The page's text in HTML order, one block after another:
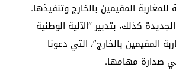
للمغاربة المقيمين بالخارج وتنفيذها.
كذلك، بتدبير “الآلية الوطنية
المقيمين بالخارج”، التي دعونا
صدارة مهامها.